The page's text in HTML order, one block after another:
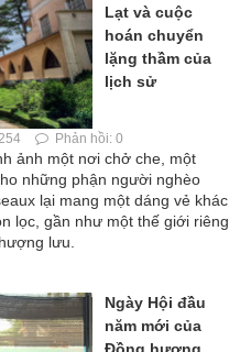
Lạt và cuộc
hoán chuyển
lặng thầm của
lịch sử
Phản hồi: 0
ảnh một nơi chở che, một
những phận người nghèo
lại mang một dáng vẻ khác
lọc, gần như một thế giới riêng
lưu.
Ngày Hội đầu
năm mới của